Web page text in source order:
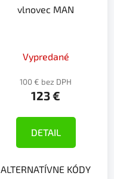
vlnovec MAN
Vypredané
100 € bez DPH
123 €
DETAIL
ALTERNATÍVNE KÓDY